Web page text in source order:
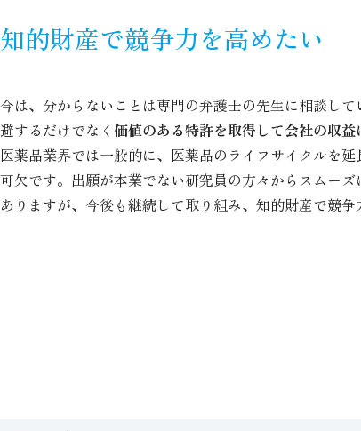
知的財産で競争力を高めたい
今は、分からないことは専門の弁護士の先生に相談し
避するだけでなく 価値のある特許を取得して会社の収
医薬品業界では一般的に、医薬品のライフサイクルを
可欠です。出願が本業でない研究員の方々からスムー
ありますが、今後も継続して取り組み、知的財産で競争